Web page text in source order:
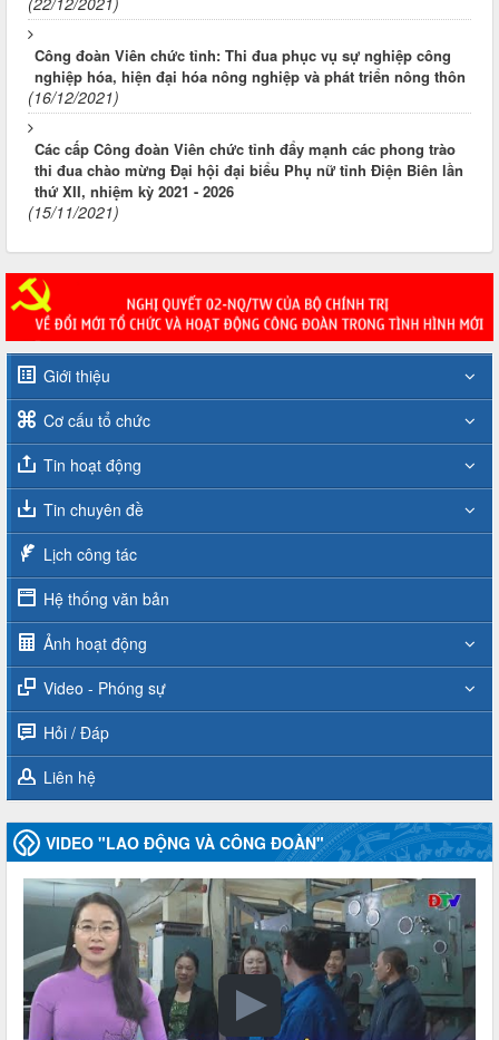
Công đoàn Viên chức tỉnh: Thi đua phục vụ sự nghiệp công
nghiệp hóa, hiện đại hóa nông nghiệp và phát triển nông thôn
(16/12/2021)
Các cấp Công đoàn Viên chức tỉnh đẩy mạnh các phong trào
thi đua chào mừng Đại hội đại biểu Phụ nữ tỉnh Điện Biên lần
thứ XII, nhiệm kỳ 2021 - 2026
(15/11/2021)
Giới thiệu
Cơ cấu tổ chức
Tin hoạt động
Tin chuyên đề
Lịch công tác
Hệ thống văn bản
Ảnh hoạt động
Video - Phóng sự
Hỏi / Đáp
Liên hệ
VIDEO "LAO ĐỘNG VÀ CÔNG ĐOÀN"